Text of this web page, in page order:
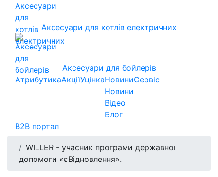
Аксесуари для котлів електричних
Аксесуари для бойлерів
АтрибутикаАкціїУцінкаНовини
Новини
Відео
Блог
Сервіс
B2B портал
WILLER - учасник програми державної
допомоги «єВідновлення».